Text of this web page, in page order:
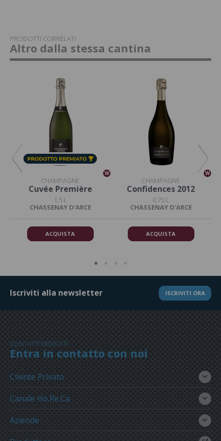
PRODOTTI CORRELATI
Altro dalla stessa cantina
W
CHAMPAGNE
Cuvée Première
1,5 L
CHASSENAY D'ARCE
ACQUISTA
W
CHAMPAGNE
Confidences 2012
0,75 L
CHASSENAY D'ARCE
ACQUISTA
Iscriviti alla newsletter ISCRIVITI ORA
CONTATTI DEDICATI
Entra in contatto con noi
Cliente Privato
Canale Ho.Re.Ca.
Aziende